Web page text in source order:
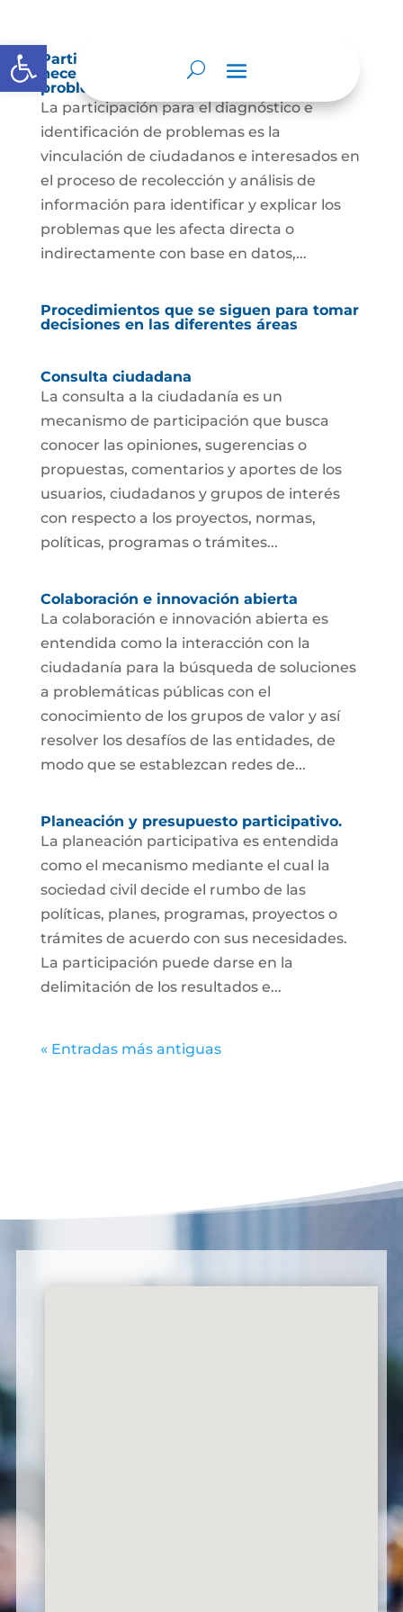
Abrir barra de herramientas
Participación para el diagnóstico de
necesidades e identificación de
problemas.
La participación para el diagnóstico e
identificación de problemas es la
vinculación de ciudadanos e interesados en
el proceso de recolección y análisis de
información para identificar y explicar los
problemas que les afecta directa o
indirectamente con base en datos,...
Procedimientos que se siguen para tomar
decisiones en las diferentes áreas
Consulta ciudadana
La consulta a la ciudadanía es un
mecanismo de participación que busca
conocer las opiniones, sugerencias o
propuestas, comentarios y aportes de los
usuarios, ciudadanos y grupos de interés
con respecto a los proyectos, normas,
políticas, programas o trámites...
Colaboración e innovación abierta
La colaboración e innovación abierta es
entendida como la interacción con la
ciudadanía para la búsqueda de soluciones
a problemáticas públicas con el
conocimiento de los grupos de valor y así
resolver los desafíos de las entidades, de
modo que se establezcan redes de...
Planeación y presupuesto participativo.
La planeación participativa es entendida
como el mecanismo mediante el cual la
sociedad civil decide el rumbo de las
políticas, planes, programas, proyectos o
trámites de acuerdo con sus necesidades.
La participación puede darse en la
delimitación de los resultados e...
« Entradas más antiguas